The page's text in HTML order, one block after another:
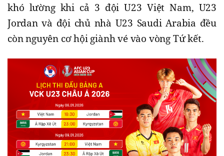
khó lường khi cả 3 đội U23 Việt Nam, U23
Jordan và đội chủ nhà U23 Saudi Arabia đều
còn nguyên cơ hội giành vé vào vòng Tứ kết.